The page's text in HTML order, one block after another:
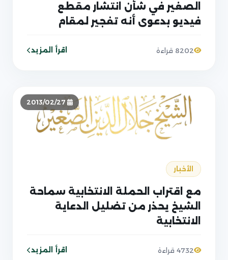
الصغير في شأن انتشار مقطع
فيديو بدعوى أنه تفجير لمقام
في الرقة
8202 قراءة اقرأ المزيد
الأخبار
مع اقتراب الحملة الانتخابية سماحة
الشيخ يحذر من تضليل الدعاية
الانتخابية
4732 قراءة اقرأ المزيد